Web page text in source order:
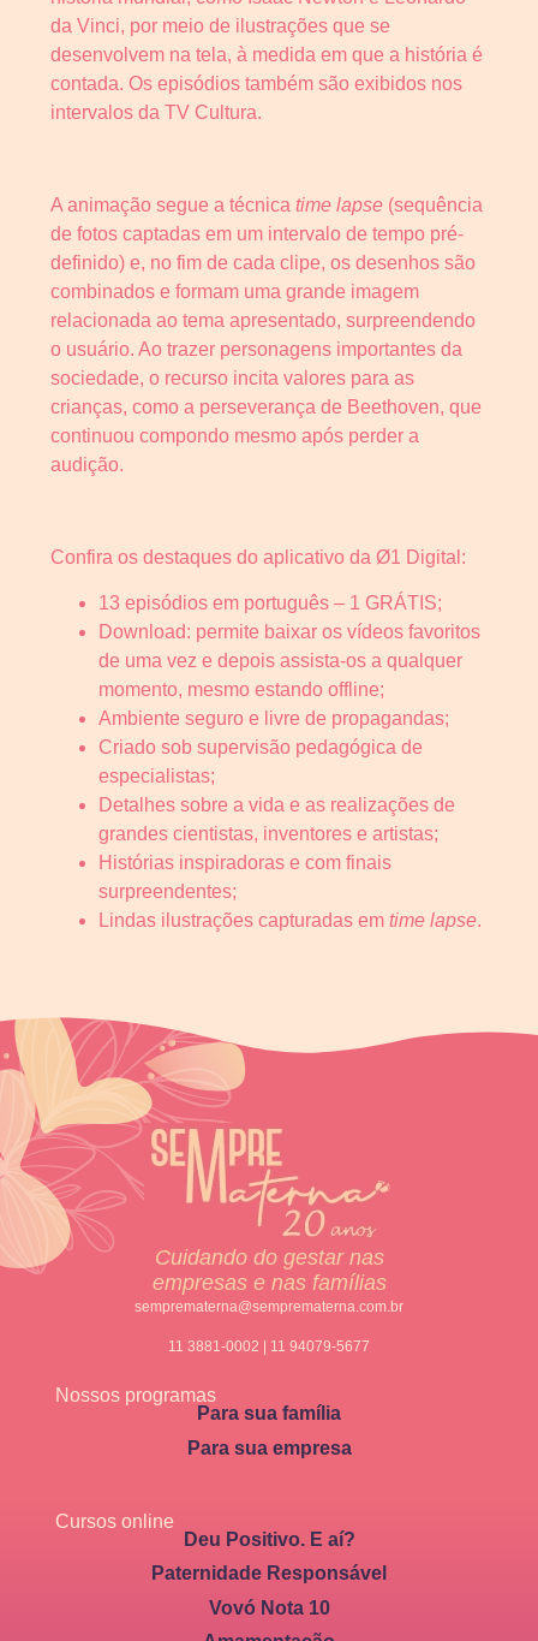
da Vinci, por meio de ilustrações que se
desenvolvem na tela, à medida em que a história é
contada. Os episódios também são exibidos nos
intervalos da TV Cultura.
A animação segue a técnica time lapse (sequência
de fotos captadas em um intervalo de tempo pré-
definido) e, no fim de cada clipe, os desenhos são
combinados e formam uma grande imagem
relacionada ao tema apresentado, surpreendendo
o usuário. Ao trazer personagens importantes da
sociedade, o recurso incita valores para as
crianças, como a perseverança de Beethoven, que
continuou compondo mesmo após perder a
audição.
Confira os destaques do aplicativo da Ø1 Digital:
13 episódios em português – 1 GRÁTIS;
Download: permite baixar os vídeos favoritos
de uma vez e depois assista-os a qualquer
momento, mesmo estando offline;
Ambiente seguro e livre de propagandas;
Criado sob supervisão pedagógica de
especialistas;
Detalhes sobre a vida e as realizações de
grandes cientistas, inventores e artistas;
Histórias inspiradoras e com finais
surpreendentes;
Lindas ilustrações capturadas em time lapse.
Cuidando do gestar nas
empresas e nas famílias
semprematerna@semprematerna.com.br
11 3881-0002 | 11 94079-5677
Nossos programas
Para sua família
Para sua empresa
Cursos online
Deu Positivo. E aí?
Paternidade Responsável
Vovó Nota 10